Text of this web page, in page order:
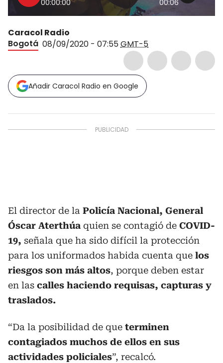
00:00:00 00:06
Caracol Radio
Bogotá 08/09/2020 - 07:55GMT-5
Añadir Caracol Radio en Google
El director de la Policía Nacional, General
Óscar Aterthúa quien se contagió de COVID-
19, señala que ha sido difícil la protección
para los uniformados habida cuenta que los
riesgos son más altos, porque deben estar
en las calles haciendo requisas, capturas y
traslados.
“Da la posibilidad de que terminen
contagiados muchos de ellos en sus
actividades policiales”, recalcó.